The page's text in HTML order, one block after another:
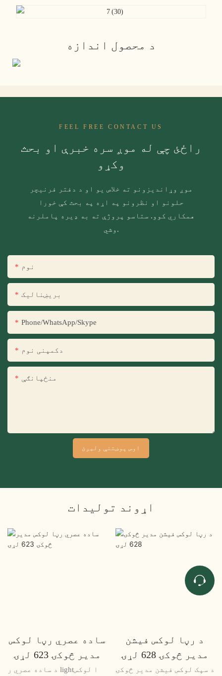
د محصول اندازه
FEEL FREE CONTACT US
راځئ چې له موږ سره خبرې او بحث
وکړو
موږ وړاندیزونو ته خلاص یو او د دفتر فرنیچر
حلونو او نظرونو په اړه په بحث کې خورا
همکاري کوو. ستاسو پروژې ته به ډیره پاملرنه
وشي.
نوم
بریښنالیک
Phone/WhatsApp/Skype
دکمپنی نوم
منځپانګې
اوس پوښتنې ولیږئ
اړوند توليدات
ساده عصري رڼا لوکس
مدیر څوکۍ 623 لړۍ
د ساده عصري ر lightا لوکس
د رڼا لوکس فیشن
مدیر څوکۍ 628 لړۍ
د سپک لوکس فیشن مدیر څوکۍ